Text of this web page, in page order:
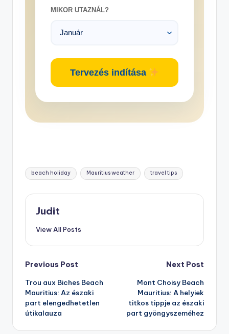
MIKOR UTAZNÁL?
Tervezés indítása
Tags:
beach holiday Mauritius weather travel tips
Judit
View All Posts
Post
navigation
Previous Post
Trou aux Biches Beach
Mauritius: Az északi
part elengedhetetlen
útikalauza
Next Post
Mont Choisy Beach
Mauritius: A helyiek
titkos tippje az északi
part gyöngyszeméhez